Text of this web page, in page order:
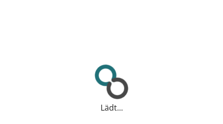
Lädt...